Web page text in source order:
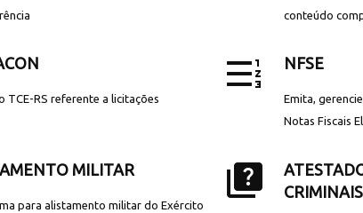
conteúdo
TCE-RS referente a licitações
format_list_numbered_rtl NFSE
Emita,
Notas Fiscais
MILITAR
para alistamento militar do Exército
quiz
CRIMINAIS